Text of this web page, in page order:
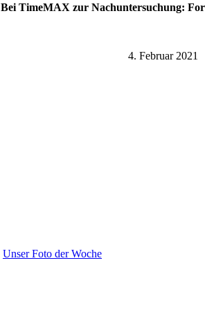
Bei TimeMAX zur Nachuntersuchung:
4. Februar 2021
Unser Foto der Woche